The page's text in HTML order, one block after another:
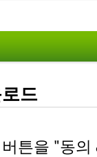
드
튼을 "동